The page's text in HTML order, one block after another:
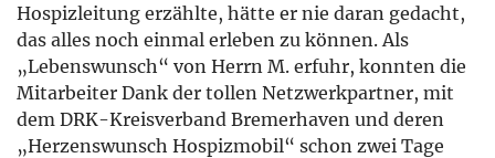
Hospizleitung erzählte, hätte er nie daran gedacht,
das alles noch einmal erleben zu können. Als
„Lebenswunsch“ von Herrn M. erfuhr, konnten die
Mitarbeiter Dank der tollen Netzwerkpartner, mit
dem DRK-Kreisverband Bremerhaven und deren
„Herzenswunsch Hospizmobil“ schon zwei Tage